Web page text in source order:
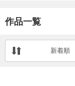
作品一覧
新着順